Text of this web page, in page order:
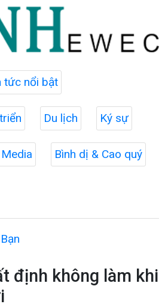
tức nổi bật
Du lịch Ký sự
Media Bình dị & Cao quý
định không làm khi